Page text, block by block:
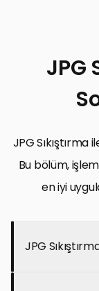
JPG
JPG Sıkıştırma
Bu bölüm,
en iyi
JPG